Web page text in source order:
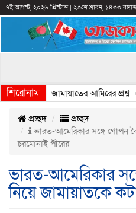
৭ই আগস্ট, ২০২৬ খ্রিস্টাব্দ| ২৩শে শ্রাবণ, ১৪৩৩ বঙ্গাব্দ
শিরোনাম
কেন, জামায়াতের আমিরের প্রশ্ন»
প্রচ্ছদ
প্রচ্ছদ
ভারত-আমেরিকার সঙ্গে গোপন
চরমোনাই পীরের
ভারত-আমেরিকার
নিয়ে জামায়াতকে